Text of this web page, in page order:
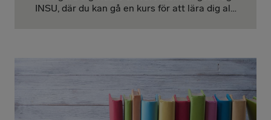
INSU, där du kan gå en kurs för att lära dig allt